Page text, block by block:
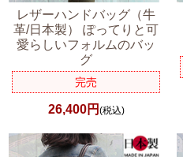
レザーハンドバッグ（牛
革/日本製） ぽってりと可
愛らしいフォルムのバッ
グ
完売
26,400円 (税込)